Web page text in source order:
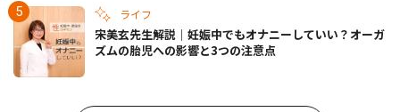
ライフ
宋美玄先生解説｜妊娠中でもオナニーしていい？オーガ
ズムの胎児への影響と3つの注意点